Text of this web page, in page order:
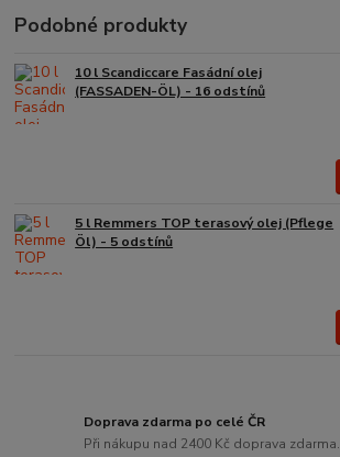
Podobné produkty
10 l Scandiccare Fasádní olej
(FASSADEN-ÖL) - 16 odstínů
5 l Remmers TOP terasový olej (Pflege
Öl) - 5 odstínů
Doprava zdarma po celé ČR
Při nákupu nad 2400 Kč doprava zdarma.